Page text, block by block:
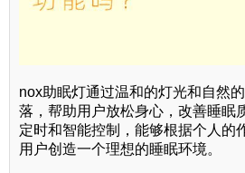
nox助眠灯通过温和的灯光和自然
落，帮助用户放松身心，改善睡眠
定时和智能控制，能够根据个人的
用户创造一个理想的睡眠环境。